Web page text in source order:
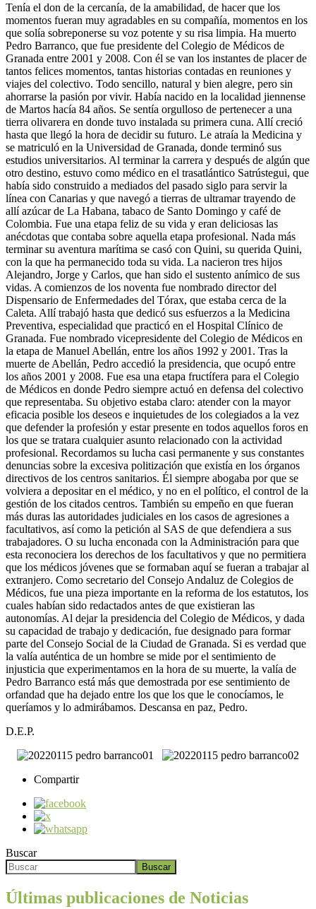
Tenía el don de la cercanía, de la amabilidad, de hacer que los
momentos fueran muy agradables en su compañía, momentos en los
que solía sobreponerse su voz potente y su risa limpia. Ha muerto
Pedro Barranco, que fue presidente del Colegio de Médicos de
Granada entre 2001 y 2008. Con él se van los instantes de placer de
tantos felices momentos, tantas historias contadas en reuniones y
viajes del colectivo. Todo sencillo, natural y bien alegre, pero sin
ahorrarse la pasión por vivir. Había nacido en la localidad jiennense
de Martos hacía 84 años. Se sentía orgulloso de pertenecer a una
tierra olivarera en donde tuvo instalada su primera cuna. Allí creció
hasta que llegó la hora de decidir su futuro. Le atraía la Medicina y
se matriculó en la Universidad de Granada, donde terminó sus
estudios universitarios. Al terminar la carrera y después de algún que
otro destino, estuvo como médico en el trasatlántico Satrústegui, que
había sido construido a mediados del pasado siglo para servir la
línea con Canarias y que navegó a tierras de ultramar trayendo de
allí azúcar de La Habana, tabaco de Santo Domingo y café de
Colombia. Fue una etapa feliz de su vida y eran deliciosas las
anécdotas que contaba sobre aquella etapa profesional. Nada más
terminar su aventura marítima se casó con Quini, su querida Quini,
con la que ha permanecido toda su vida. La nacieron tres hijos
Alejandro, Jorge y Carlos, que han sido el sustento anímico de sus
vidas. A comienzos de los noventa fue nombrado director del
Dispensario de Enfermedades del Tórax, que estaba cerca de la
Caleta. Allí trabajó hasta que dedicó sus esfuerzos a la Medicina
Preventiva, especialidad que practicó en el Hospital Clínico de
Granada. Fue nombrado vicepresidente del Colegio de Médicos en
la etapa de Manuel Abellán, entre los años 1992 y 2001. Tras la
muerte de Abellán, Pedro accedió la presidencia, que ocupó entre
los años 2001 y 2008. Fue esa una etapa fructífera para el Colegio
de Médicos en donde Pedro siempre actuó en defensa del colectivo
que representaba. Su objetivo estaba claro: atender con la mayor
eficacia posible los deseos e inquietudes de los colegiados a la vez
que defender la profesión y estar presente en todos aquellos foros en
los que se tratara cualquier asunto relacionado con la actividad
profesional. Recordamos su lucha casi permanente y sus constantes
denuncias sobre la excesiva politización que existía en los órganos
directivos de los centros sanitarios. Él siempre abogaba por que se
volviera a depositar en el médico, y no en el político, el control de la
gestión de los citados centros. También su empeño en que fueran
más duras las autoridades judiciales en los casos de agresiones a
facultativos, así como la petición al SAS de que defendiera a sus
trabajadores. O su lucha enconada con la Administración para que
esta reconociera los derechos de los facultativos y que no permitiera
que los médicos jóvenes que se formaban aquí se fueran a trabajar al
extranjero. Como secretario del Consejo Andaluz de Colegios de
Médicos, fue una pieza importante en la reforma de los estatutos, los
cuales habían sido redactados antes de que existieran las
autonomías. Al dejar la presidencia del Colegio de Médicos, y dada
su capacidad de trabajo y dedicación, fue designado para formar
parte del Consejo Social de la Ciudad de Granada. Si es verdad que
la valía auténtica de un hombre se mide por el sentimiento de
injusticia que experimentamos en la hora de su muerte, la valía de
Pedro Barranco está más que demostrada por ese sentimiento de
orfandad que ha dejado entre los que los que le conocíamos, le
queríamos y lo admirábamos. Descansa en paz, Pedro.
D.E.P.
Compartir
Buscar
Buscar
Últimas publicaciones de Noticias